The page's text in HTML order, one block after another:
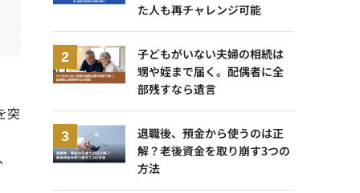
突
た人も再チャレンジ可能
子どもがいない夫婦の相続は
甥や姪まで届く。配偶者に全
部残すなら遺言
退職後、預金から使うのは正
解？老後資金を取り崩す3つの
方法